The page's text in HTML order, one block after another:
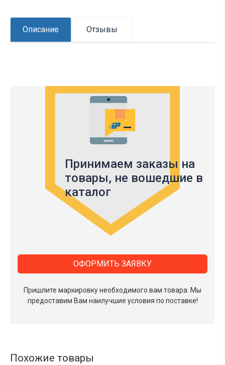
Описание Отзывы
Принимаем заказы на
товары, не вошедшие в
каталог
Пришлите маркировку необходимого вам товара. Мы
предоставим Вам наилучшие условия по поставке!
ОФОРМИТЬ ЗАЯВКУ
Похожие товары